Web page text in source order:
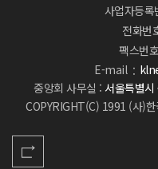
사업자등록
전화번
팩스번호
E-mail
중앙회 사무실 : 서울특별
COPYRIGHT(C) 1991 (사)